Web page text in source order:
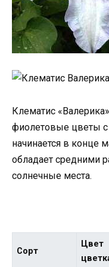
Клематис
фиолетовые цветы
начинается в конце
обладает средними
солнечные места.
Сорт
Цвет